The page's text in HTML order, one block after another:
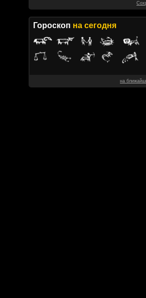
Гороскоп на сегодня
на